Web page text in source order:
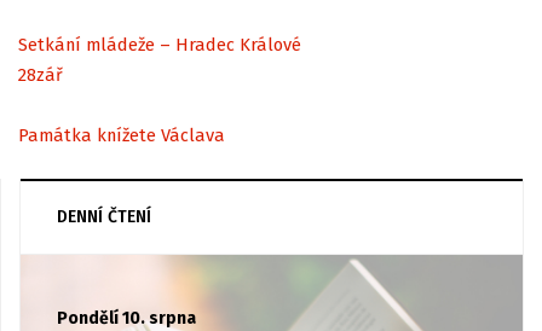
Setkání mládeže – Hradec Králové
28zář
Památka knížete Václava
DENNÍ ČTENÍ
Pondělí 10. srpna